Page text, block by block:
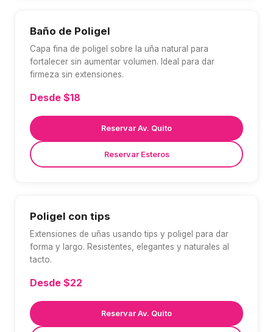
Baño de Poligel
Capa fina de poligel sobre la uña natural para
fortalecer sin aumentar volumen. Ideal para dar
firmeza sin extensiones.
Desde $18
Reservar Av. Quito
Reservar Esteros
Poligel con tips
Extensiones de uñas usando tips y poligel para dar
forma y largo. Resistentes, elegantes y naturales al
tacto.
Desde $22
Reservar Av. Quito